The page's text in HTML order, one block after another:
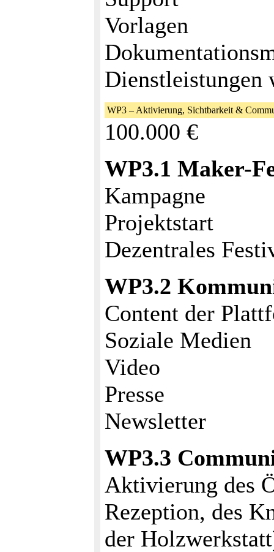
Vorlagen
Dienstleistungen
WP3 – Aktivierung, Sichtbarkeit &
100.000 €
WP3.1 Maker-
Kampagne
Projektstart
Dezentrales
WP3.2
Content der
Soziale Medien
Video
Presse
Newsletter
WP3.3
Aktivierung des
Rezeption, des
der